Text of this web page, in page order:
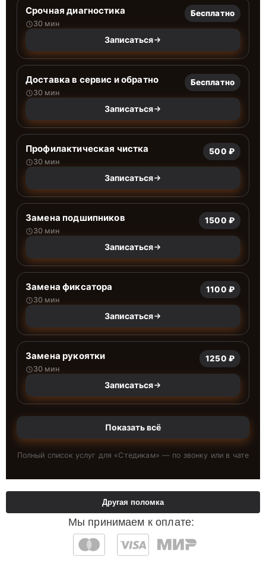
Срочная диагностика
30 мин
Бесплатно
Записаться
Доставка в сервис и обратно
30 мин
Бесплатно
Записаться
Профилактическая чистка
30 мин
500 ₽
Записаться
Замена подшипников
30 мин
1500 ₽
Записаться
Замена фиксатора
30 мин
1100 ₽
Записаться
Замена рукоятки
30 мин
1250 ₽
Записаться
Показать всё
Полный список услуг для «Стедикам» — по звонку или в чате
Мы принимаем к оплате:
Другая поломка